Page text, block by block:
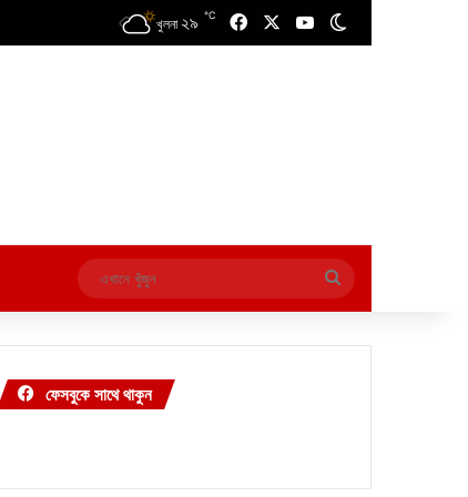
খুলনা ২৯ ℃ FacebookYouTube
এখানে
খুঁজুন
ফেসবুকে সাথে থাকুন